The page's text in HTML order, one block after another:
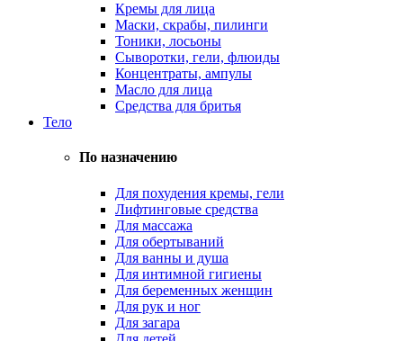
Кремы для лица
Маски, скрабы, пилинги
Тоники, лосьоны
Сыворотки, гели, флюиды
Концентраты, ампулы
Масло для лица
Средства для бритья
Тело
По назначению
Для похудения кремы, гели
Лифтинговые средства
Для массажа
Для обертываний
Для ванны и душа
Для интимной гигиены
Для беременных женщин
Для рук и ног
Для загара